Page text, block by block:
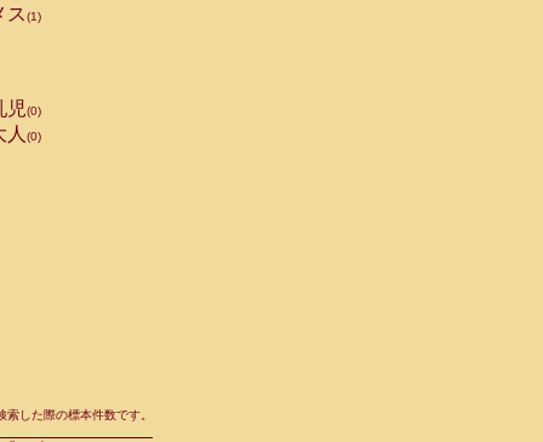
ス(1)
児(0)
人 (0)
した際の標本件数です。